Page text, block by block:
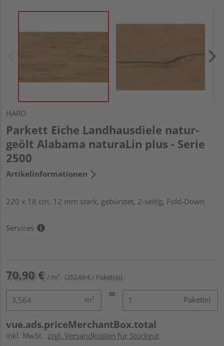
HARO
Parkett Eiche Landhausdiele natur-
geölt Alabama naturaLin plus - Serie
2500
Artikelinformationen
220 x 18 cm, 12 mm stark, gebürstet, 2-seitig, Fold-Down
Services
70,90 € / m² (252,69 € / Paket(e))
m² Paket(e)
vue.ads.priceMerchantBox.total
inkl. MwSt. zzgl. Versandkosten für Stückgut